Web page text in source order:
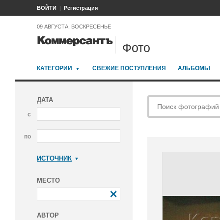
ВОЙТИ Регистрация
09 АВГУСТА, ВОСКРЕСЕНЬЕ
Фото
КАТЕГОРИИ СВЕЖИЕ ПОСТУПЛЕНИЯ АЛЬБОМЫ
ДАТА
с
по
ИСТОЧНИК
МЕСТО
АВТОР